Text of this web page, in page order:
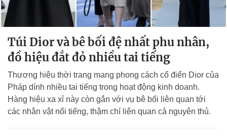
Túi Dior và bê bối đệ nhất phu nhân,
đồ hiệu đắt đỏ nhiều tai tiếng
Thương hiệu thời trang mang phong cách cổ điển Dior của
Pháp dính nhiều tai tiếng trong hoạt động kinh doanh.
Hàng hiệu xa xỉ này còn gắn với vụ bê bối liên quan tới
các nhân vật nổi tiếng, thậm chí liên quan cả nguyên thủ.